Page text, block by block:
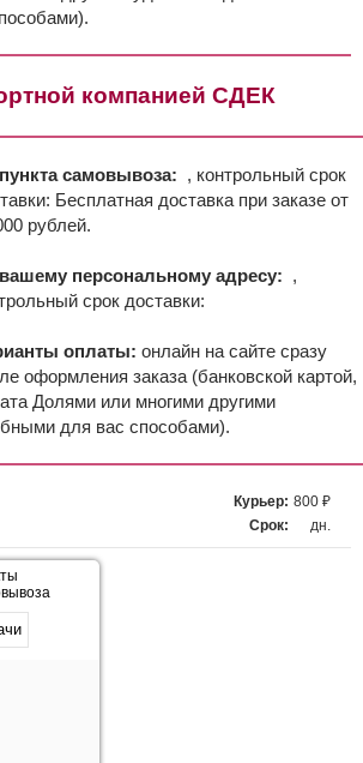
компанией СДЕК
самовывоза: , контрольный срок
Бесплатная доставка при заказе от
рублей.
персональному адресу: ,
срок доставки:
оплаты: онлайн на сайте сразу
оформления заказа (банковской картой,
Долями или многими другими
для вас способами).
Курьер:
Срок:
800 ₽
дн.